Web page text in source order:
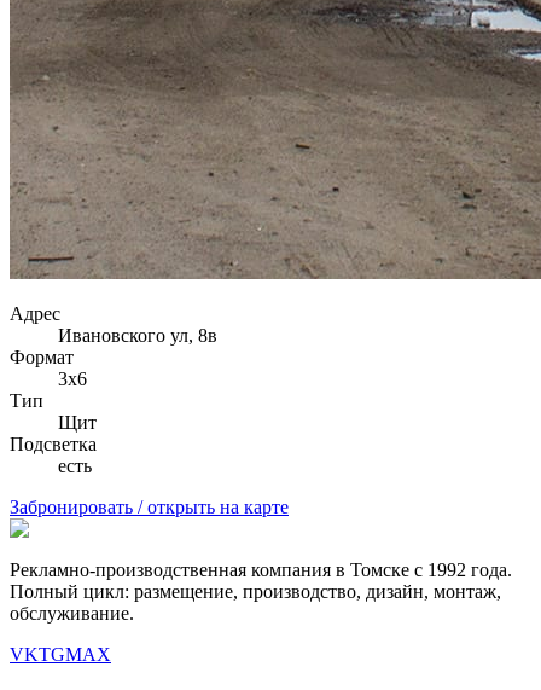
Адрес
Ивановского ул, 8в
Формат
3х6
Тип
Щит
Подсветка
есть
Забронировать / открыть на карте
Рекламно-производственная компания в Томске с 1992 года.
Полный цикл: размещение, производство, дизайн, монтаж,
обслуживание.
VKTGMAX